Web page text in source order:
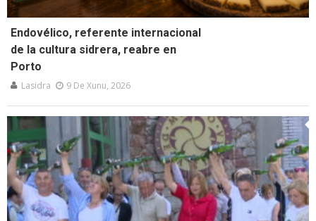
Endovélico, referente internacional
de la cultura sidrera, reabre en
Porto
Lasidra 9 De Xunu, 2026